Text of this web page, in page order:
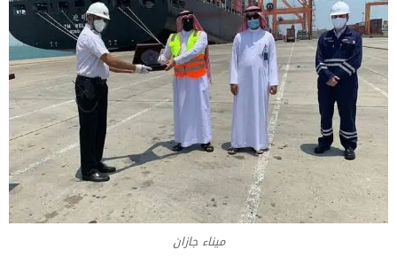
ميناء جازان